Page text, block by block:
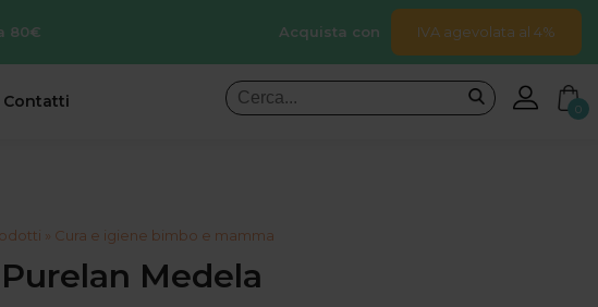
80€ Acquista con IVA agevolata al 4%
Contatti 0
» Cura e igiene bimbo e mamma
Medela